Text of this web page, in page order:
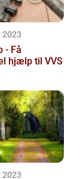
2023
- Få
hjælp til VVS
2023